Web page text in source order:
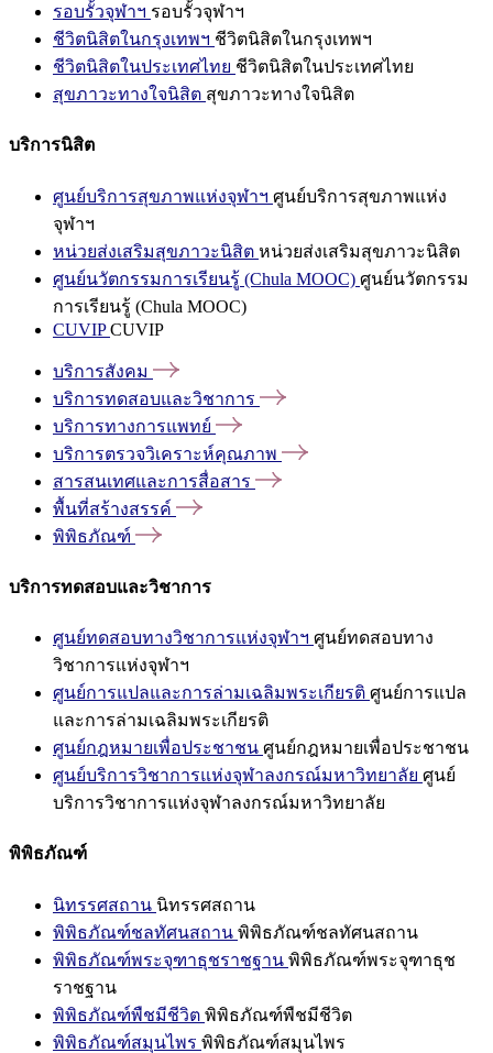
รอบรั้วจุฬาฯ รอบรั้วจุฬาฯ
ชีวิตนิสิตในกรุงเทพฯ ชีวิตนิสิตในกรุงเทพฯ
ชีวิตนิสิตในประเทศไทย ชีวิตนิสิตในประเทศไทย
สุขภาวะทางใจนิสิต สุขภาวะทางใจนิสิต
บริการนิสิต
ศูนย์บริการสุขภาพแห่งจุฬาฯ ศูนย์บริการสุขภาพแห่ง
จุฬาฯ
หน่วยส่งเสริมสุขภาวะนิสิต หน่วยส่งเสริมสุขภาวะนิสิต
ศูนย์นวัตกรรมการเรียนรู้ (Chula MOOC) ศูนย์นวัตกรรม
การเรียนรู้ (Chula MOOC)
CUVIPCUVIP
บริการสังคม
บริการทดสอบและวิชาการ
บริการทางการแพทย์
บริการตรวจวิเคราะห์คุณภาพ
สารสนเทศและการสื่อสาร
พื้นที่สร้างสรรค์
พิพิธภัณฑ์
บริการทดสอบและวิชาการ
ศูนย์ทดสอบทางวิชาการแห่งจุฬาฯ ศูนย์ทดสอบทาง
วิชาการแห่งจุฬาฯ
ศูนย์การแปลและการล่ามเฉลิมพระเกียรติ ศูนย์การแปล
และการล่ามเฉลิมพระเกียรติ
ศูนย์กฎหมายเพื่อประชาชน ศูนย์กฎหมายเพื่อประชาชน
ศูนย์บริการวิชาการแห่งจุฬาลงกรณ์มหาวิทยาลัย ศูนย์
บริการวิชาการแห่งจุฬาลงกรณ์มหาวิทยาลัย
พิพิธภัณฑ์
นิทรรศสถาน นิทรรศสถาน
พิพิธภัณฑ์ชลทัศนสถาน พิพิธภัณฑ์ชลทัศนสถาน
พิพิธภัณฑ์พระจุฑาธุชราชฐาน พิพิธภัณฑ์พระจุฑาธุช
ราชฐาน
พิพิธภัณฑ์พืชมีชีวิต พิพิธภัณฑ์พืชมีชีวิต
พิพิธภัณฑ์สมุนไพร พิพิธภัณฑ์สมุนไพร